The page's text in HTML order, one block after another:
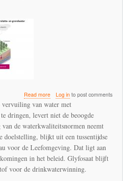
Read moreabout
PBL:
watervervuiling
door
bestrijdingsmiddelen
achter
bij
de
Log into post comments
vervuiling van water met
dringen, levert niet de beoogde
de waterkwaliteitsnormen neemt
doelstelling, blijkt uit een tussentijdse
voor de Leefomgeving. Dat ligt aan
in het beleid. Glyfosaat blijft
voor de drinkwaterwinning.